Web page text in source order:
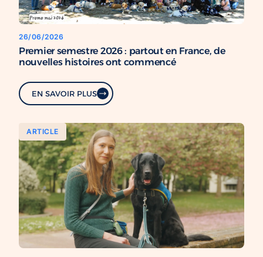
26/06/2026
Premier semestre 2026 : partout en France, de
nouvelles histoires ont commencé
EN SAVOIR PLUS
ARTICLE